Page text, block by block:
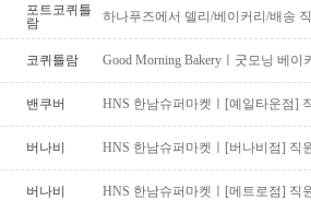
포트코퀴틀
람
하나푸즈에서 델리/베이커리/배송
코퀴틀람 Good Morning Bakeryㅣ굿모닝 베
밴쿠버 HNS 한남슈퍼마켓ㅣ[예일타운점]
버나비 HNS 한남슈퍼마켓ㅣ[버나비점] 직
버나비 HNS 한남슈퍼마켓ㅣ[메트로점] 직